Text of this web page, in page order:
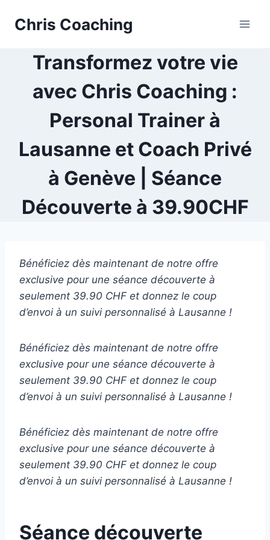
Chris Coaching
Transformez votre vie
avec Chris Coaching :
Personal Trainer à
Lausanne et Coach Privé
à Genève | Séance
Découverte à 39.90CHF
Bénéficiez dès maintenant de notre offre
exclusive pour une séance découverte à
seulement 39.90 CHF et donnez le coup
d’envoi à un suivi personnalisé à Lausanne !
Bénéficiez dès maintenant de notre offre
exclusive pour une séance découverte à
seulement 39.90 CHF et donnez le coup
d’envoi à un suivi personnalisé à Lausanne !
Bénéficiez dès maintenant de notre offre
exclusive pour une séance découverte à
seulement 39.90 CHF et donnez le coup
d’envoi à un suivi personnalisé à Lausanne !
Séance découverte